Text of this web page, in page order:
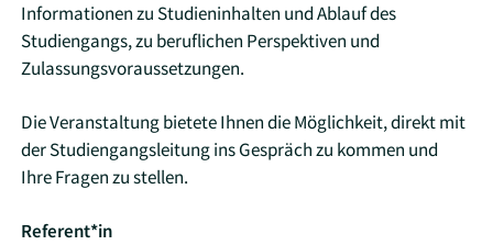
Informationen zu Studieninhalten und Ablauf des
Studiengangs, zu beruflichen Perspektiven und
Zulassungsvoraussetzungen.
Die Veranstaltung bietete Ihnen die Möglichkeit, direkt mit
der Studiengangsleitung ins Gespräch zu kommen und
Ihre Fragen zu stellen.
Referent*in